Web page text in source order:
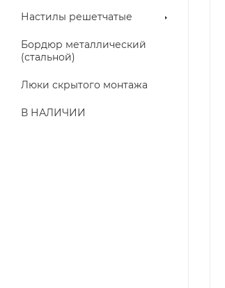
Настилы решетчатые
Бордюр металлический
(стальной)
Люки скрытого монтажа
В НАЛИЧИИ